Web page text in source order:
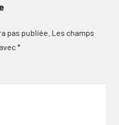
pas publiée. Les champs
*